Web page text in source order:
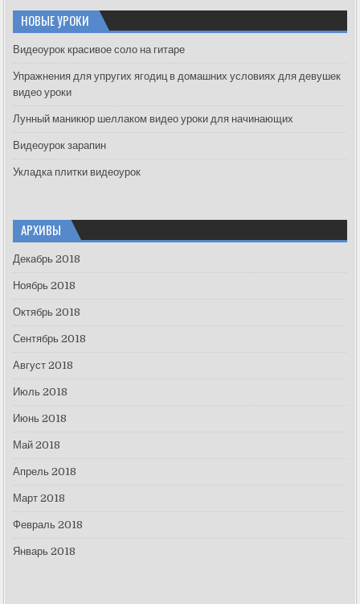
h
f
r
:
НОВЫЕ УРОКИ
Видеоурок красивое соло на гитаре
Упражнения для упругих ягодиц в домашних условиях для девушек
видео уроки
Лунный маникюр шеллаком видео уроки для начинающих
Видеоурок зарапин
Укладка плитки видеоурок
АРХИВЫ
Декабрь 2018
Ноябрь 2018
Октябрь 2018
Сентябрь 2018
Август 2018
Июль 2018
Июнь 2018
Май 2018
Апрель 2018
Март 2018
Февраль 2018
Январь 2018